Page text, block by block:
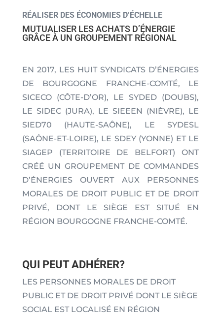
RÉALISER DES ÉCONOMIES D’ÉCHELLE
MUTUALISER LES ACHATS D’ÉNERGIE
GRÂCE À UN GROUPEMENT RÉGIONAL
EN 2017, LES HUIT SYNDICATS D’ÉNERGIES
DE BOURGOGNE FRANCHE-COMTÉ, LE
SICECO (CÔTE-D’OR), LE SYDED (DOUBS),
LE SIDEC (JURA), LE SIEEEN (NIÈVRE), LE
SIED70 (HAUTE-SAÔNE), LE SYDESL
(SAÔNE-ET-LOIRE), LE SDEY (YONNE) ET LE
SIAGEP (TERRITOIRE DE BELFORT) ONT
CRÉÉ UN GROUPEMENT DE COMMANDES
D’ÉNERGIES OUVERT AUX PERSONNES
MORALES DE DROIT PUBLIC ET DE DROIT
PRIVÉ, DONT LE SIÈGE EST SITUÉ EN
RÉGION BOURGOGNE FRANCHE-COMTÉ.
QUI PEUT ADHÉRER?
LES PERSONNES MORALES DE DROIT
PUBLIC ET DE DROIT PRIVÉ DONT LE SIÈGE
SOCIAL EST LOCALISÉ EN RÉGION